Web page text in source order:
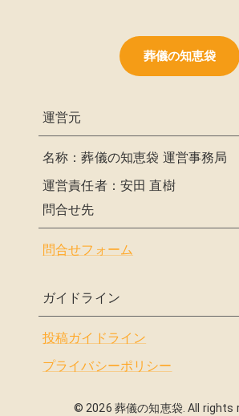
葬儀の知恵袋
運営元
名称：葬儀の知恵袋 運営事務局
運営責任者：安田 直樹
問合せ先
問合せフォーム
ガイドライン
投稿ガイドライン
プライバシーポリシー
© 2026 葬儀の知恵袋. All rights